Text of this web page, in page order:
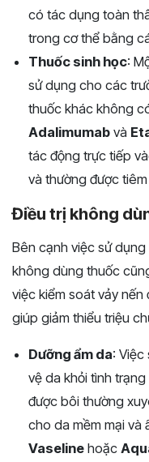
có tác dụng toàn
trong cơ thể bằng
Thuốc sinh học:
sử dụng cho các
thuốc khác không
Adalimumab và
tác động trực tiếp
và thường được
Điều trị không
Bên cạnh việc sử
không dùng thuốc
việc kiểm soát vảy
giúp giảm thiểu triệu
Dưỡng ẩm da:
vệ da khỏi tình
được bôi thường
cho da mềm mại và
Vaseline hoặc